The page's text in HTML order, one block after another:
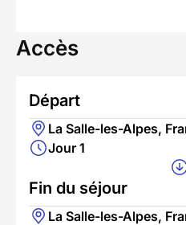
Accès
Départ
La Salle-les-Alpes,
Jour 1
Fin du séjour
La Salle-les-Alpes,